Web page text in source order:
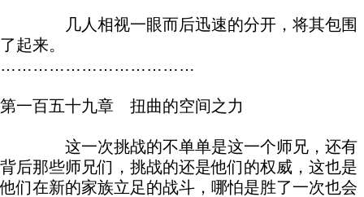
几人相视一眼而后迅速的分开，将其包围
了起来。
………………………………
第一百五十九章 扭曲的空间之力
这一次挑战的不单单是这一个师兄，还有
背后那些师兄们，挑战的还是他们的权威，这也是
他们在新的家族立足的战斗，哪怕是胜了一次也会